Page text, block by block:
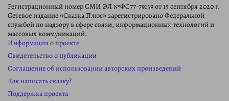
Регистрационный номер СМИ ЭЛ №ФС77-79139 от 15 сентября 2020 г.
Сетевое издание «Сказка Плюс» зарегистрировано Федеральной
службой по надзору в сфере связи, информационных технологий и
массовых коммуникаций.
Информация о проекте
Свидетельство о публикации
Соглашение об использовании авторских произведений
Как написать сказку?
Поддержка проекта